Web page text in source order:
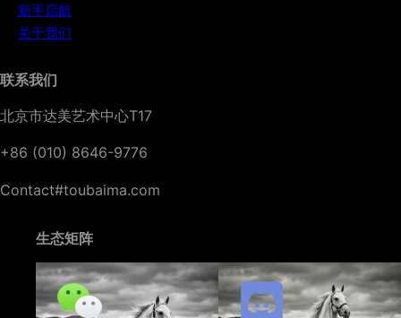
新手启航
关于我们
联系我们
北京市达美艺术中心T17
+86 (010) 8646-9776
Contact#toubaima.com
生态矩阵